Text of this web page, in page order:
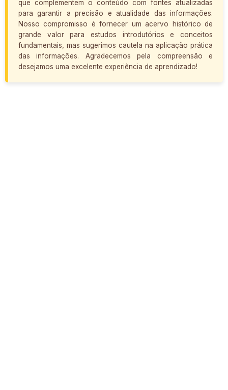
que complementem o conteúdo com fontes atualizadas
para garantir a precisão e atualidade das informações.
Nosso compromisso é fornecer um acervo histórico de
grande valor para estudos introdutórios e conceitos
fundamentais, mas sugerimos cautela na aplicação prática
das informações. Agradecemos pela compreensão e
desejamos uma excelente experiência de aprendizado!